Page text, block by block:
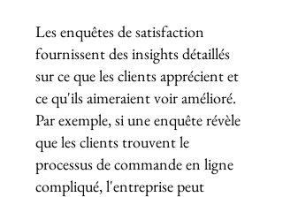
Les enquêtes de satisfaction
fournissent des insights détaillés
sur ce que les clients apprécient et
ce qu'ils aimeraient voir amélioré.
Par exemple, si une enquête révèle
que les clients trouvent le
processus de commande en ligne
compliqué, l'entreprise peut